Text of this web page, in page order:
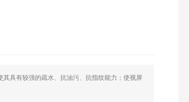
具有较强的疏水、抗油污、抗指纹能力；使视屏